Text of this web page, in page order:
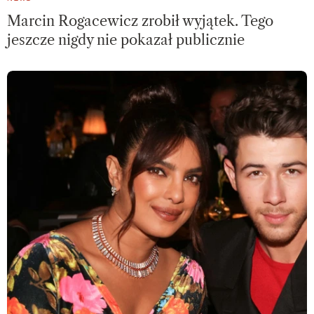
Marcin Rogacewicz zrobił wyjątek. Tego
jeszcze nigdy nie pokazał publicznie